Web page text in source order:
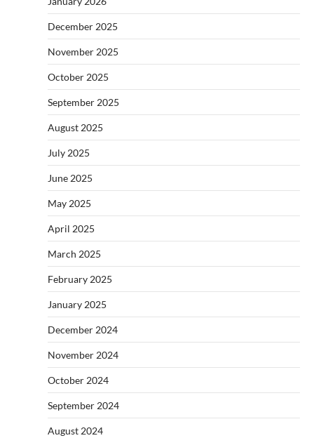
December 2025
November 2025
October 2025
September 2025
August 2025
July 2025
June 2025
May 2025
April 2025
March 2025
February 2025
January 2025
December 2024
November 2024
October 2024
September 2024
August 2024